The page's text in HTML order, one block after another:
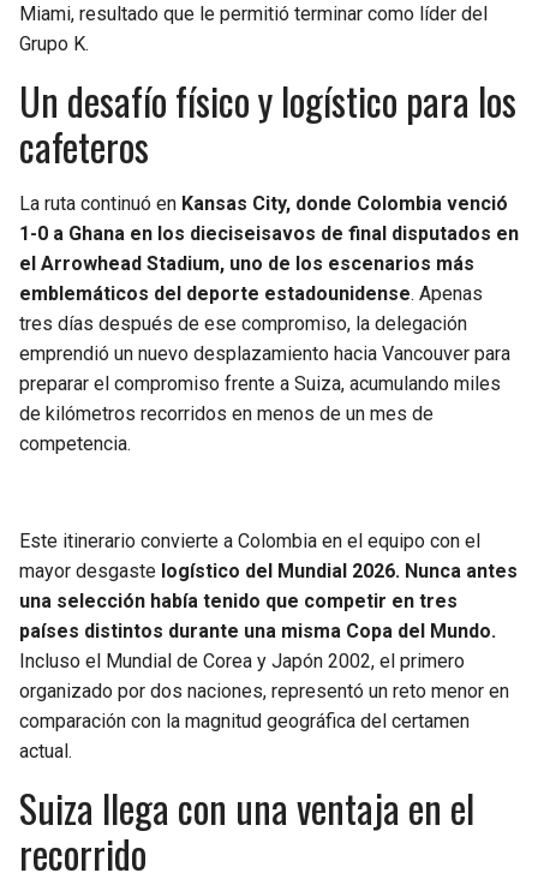
Miami, resultado que le permitió terminar como líder del
Grupo K.
Un desafío físico y logístico para los
cafeteros
La ruta continuó en Kansas City, donde Colombia venció
1-0 a Ghana en los dieciseisavos de final disputados en
el Arrowhead Stadium, uno de los escenarios más
emblemáticos del deporte estadounidense. Apenas
tres días después de ese compromiso, la delegación
emprendió un nuevo desplazamiento hacia Vancouver para
preparar el compromiso frente a Suiza, acumulando miles
de kilómetros recorridos en menos de un mes de
competencia.
Este itinerario convierte a Colombia en el equipo con el
mayor desgaste logístico del Mundial 2026. Nunca antes
una selección había tenido que competir en tres
países distintos durante una misma Copa del Mundo.
Incluso el Mundial de Corea y Japón 2002, el primero
organizado por dos naciones, representó un reto menor en
comparación con la magnitud geográfica del certamen
actual.
Suiza llega con una ventaja en el
recorrido